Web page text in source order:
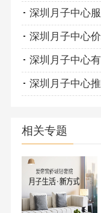
深圳月子中心
深圳月子中心
深圳月子中心
深圳月子中心
相关专题